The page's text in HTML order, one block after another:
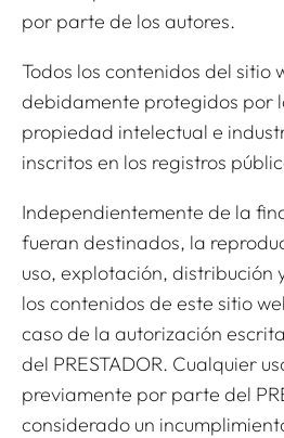
por parte de los autores.
Todos los contenidos del sitio
debidamente protegidos por
propiedad intelectual e
inscritos en los registros
Independientemente de la
fueran destinados, la
uso, explotación, distribución
los contenidos de este sitio
caso de la autorización
del PRESTADOR. Cualquier
previamente por parte del
considerado un